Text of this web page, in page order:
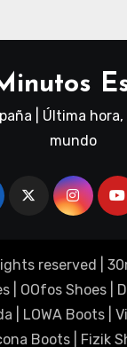
| Última hora,
mundo
reserved
OOfos Shoes
LOWA Boots|
Boots| Fizik